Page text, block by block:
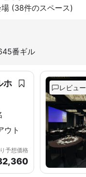
場 (38件のスペース)
番ギル
ホ
ウト
予想価格
レビュー